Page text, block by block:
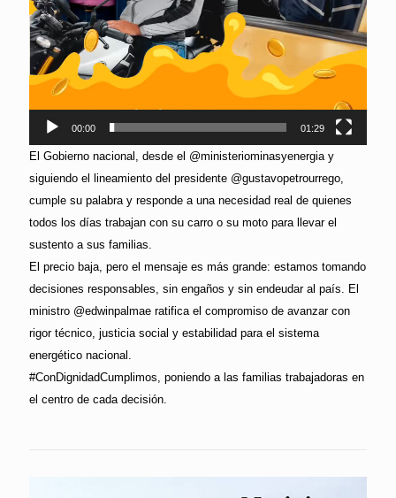
00:00 01:29
El Gobierno nacional, desde el @ministeriominasyenergia y
siguiendo el lineamiento del presidente @gustavopetrourrego,
cumple su palabra y responde a una necesidad real de quienes
todos los días trabajan con su carro o su moto para llevar el
sustento a sus familias.
El precio baja, pero el mensaje es más grande: estamos tomando
decisiones responsables, sin engaños y sin endeudar al país. El
ministro @edwinpalmae ratifica el compromiso de avanzar con
rigor técnico, justicia social y estabilidad para el sistema
energético nacional.
#ConDignidadCumplimos, poniendo a las familias trabajadoras en
el centro de cada decisión.